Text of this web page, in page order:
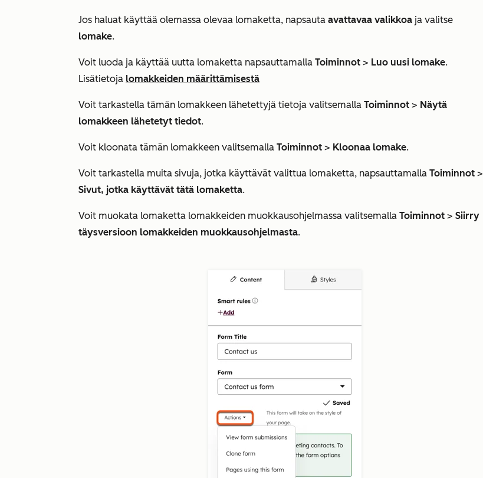
Jos haluat käyttää olemassa olevaa lomaketta, napsauta avattavaa valikkoa ja valitse
lomake.
Voit luoda ja käyttää uutta lomaketta napsauttamalla Toiminnot > Luo uusi lomake.
Lisätietoja lomakkeiden määrittämisestä
Voit tarkastella tämän lomakkeen lähetettyjä tietoja valitsemalla Toiminnot > Näytä
lomakkeen lähetetyt tiedot.
Voit kloonata tämän lomakkeen valitsemalla Toiminnot > Kloonaa lomake.
Voit tarkastella muita sivuja, jotka käyttävät valittua lomaketta, napsauttamalla Toiminnot >
Sivut, jotka käyttävät tätä lomaketta.
Voit muokata lomaketta lomakkeiden muokkausohjelmassa valitsemalla Toiminnot > Siirry
täysversioon lomakkeiden muokkausohjelmasta.